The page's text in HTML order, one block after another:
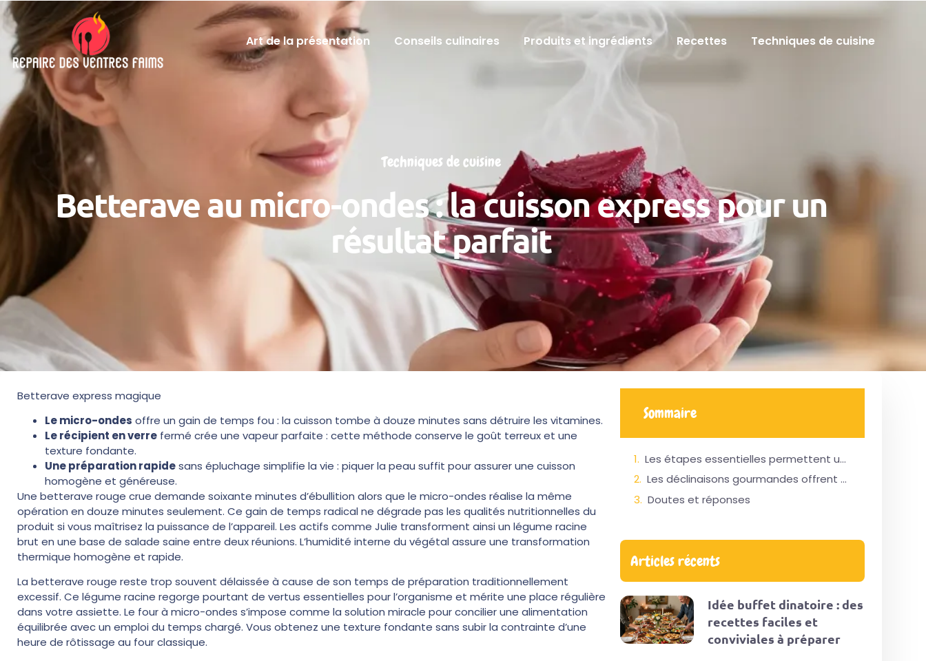
Art de la présentation Conseils culinaires Produits et ingrédients Recettes Techniques de cuisine
Techniques de cuisine
Betterave au micro-ondes : la cuisson express pour un
résultat parfait
Betterave express magique
Le micro-ondes offre un gain de temps fou : la cuisson tombe à douze minutes sans détruire les vitamines.
Le récipient en verre fermé crée une vapeur parfaite : cette méthode conserve le goût terreux et une
texture fondante.
Une préparation rapidesans épluchage simplifie la vie : piquer la peau suffit pour assurer une cuisson
homogène et généreuse.
Une betterave rouge crue demande soixante minutes d’ébullition alors que le micro-ondes réalise la même
opération en douze minutes seulement. Ce gain de temps radical ne dégrade pas les qualités nutritionnelles du
produit si vous maîtrisez la puissance de l’appareil. Les actifs comme Julie transforment ainsi un légume racine
brut en une base de salade saine entre deux réunions. L’humidité interne du végétal assure une transformation
thermique homogène et rapide.
La betterave rouge reste trop souvent délaissée à cause de son temps de préparation traditionnellement
excessif. Ce légume racine regorge pourtant de vertus essentielles pour l’organisme et mérite une place régulière
dans votre assiette. Le four à micro-ondes s’impose comme la solution miracle pour concilier une alimentation
équilibrée avec un emploi du temps chargé. Vous obtenez une texture fondante sans subir la contrainte d’une
heure de rôtissage au four classique.
Sommaire
Les étapes essentielles permettent une cuisson à la vapeur rapide et saine
Les déclinaisons gourmandes offrent des options variées pour sublimer vos assiettes
Doutes et réponses
Articles récents
Idée buffet dinatoire : des
recettes faciles et
conviviales à préparer